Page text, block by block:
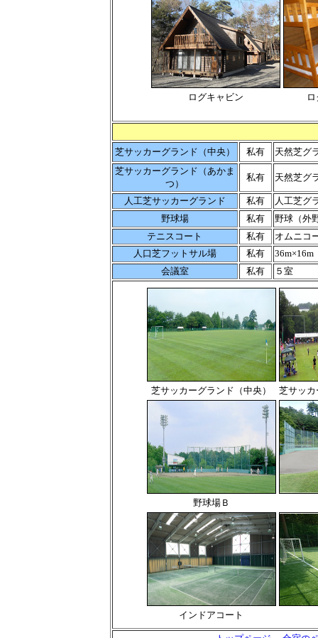
ログキャビン
芝サッカーグランド（中央） 私有
天然芝グ
芝サッカーグランド（あかま
つ）
私有 天然芝グ
人工芝サッカーグランド 私有
人工芝グ
野球場
私有
野球（外
テニスコート
私有
オムニコ
人口芝フットサル場
私有
会議室
私有 ５室
芝サッカーグランド（中央） 芝サッ
野球場Ｂ
インドアコート